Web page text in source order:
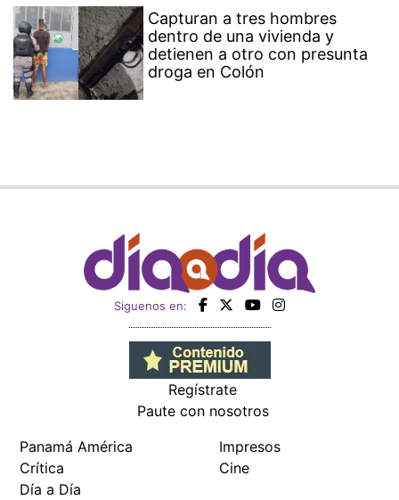
Capturan a tres hombres
dentro de una vivienda y
detienen a otro con presunta
droga en Colón
Siguenos en:
Regístrate
Paute con nosotros
Panamá América
Crítica
Día a Día
Impresos
Cine